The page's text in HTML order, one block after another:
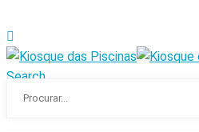
Search